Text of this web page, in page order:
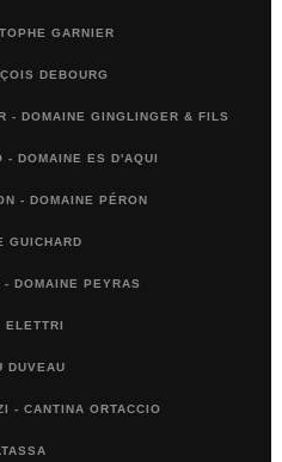
GARNIER
DEBOURG
- DOMAINE GINGLINGER & FILS
- DOMAINE ES D'AQUI
- DOMAINE PÉRON
GUICHARD
DOMAINE PEYRAS
ELETTRI
DUVEAU
- CANTINA ORTACCIO